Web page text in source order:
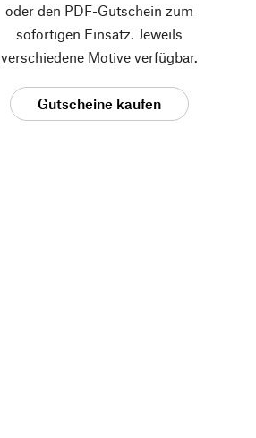
oder den PDF-Gutschein zum
sofortigen Einsatz. Jeweils
verschiedene Motive verfügbar.
Gutscheine kaufen